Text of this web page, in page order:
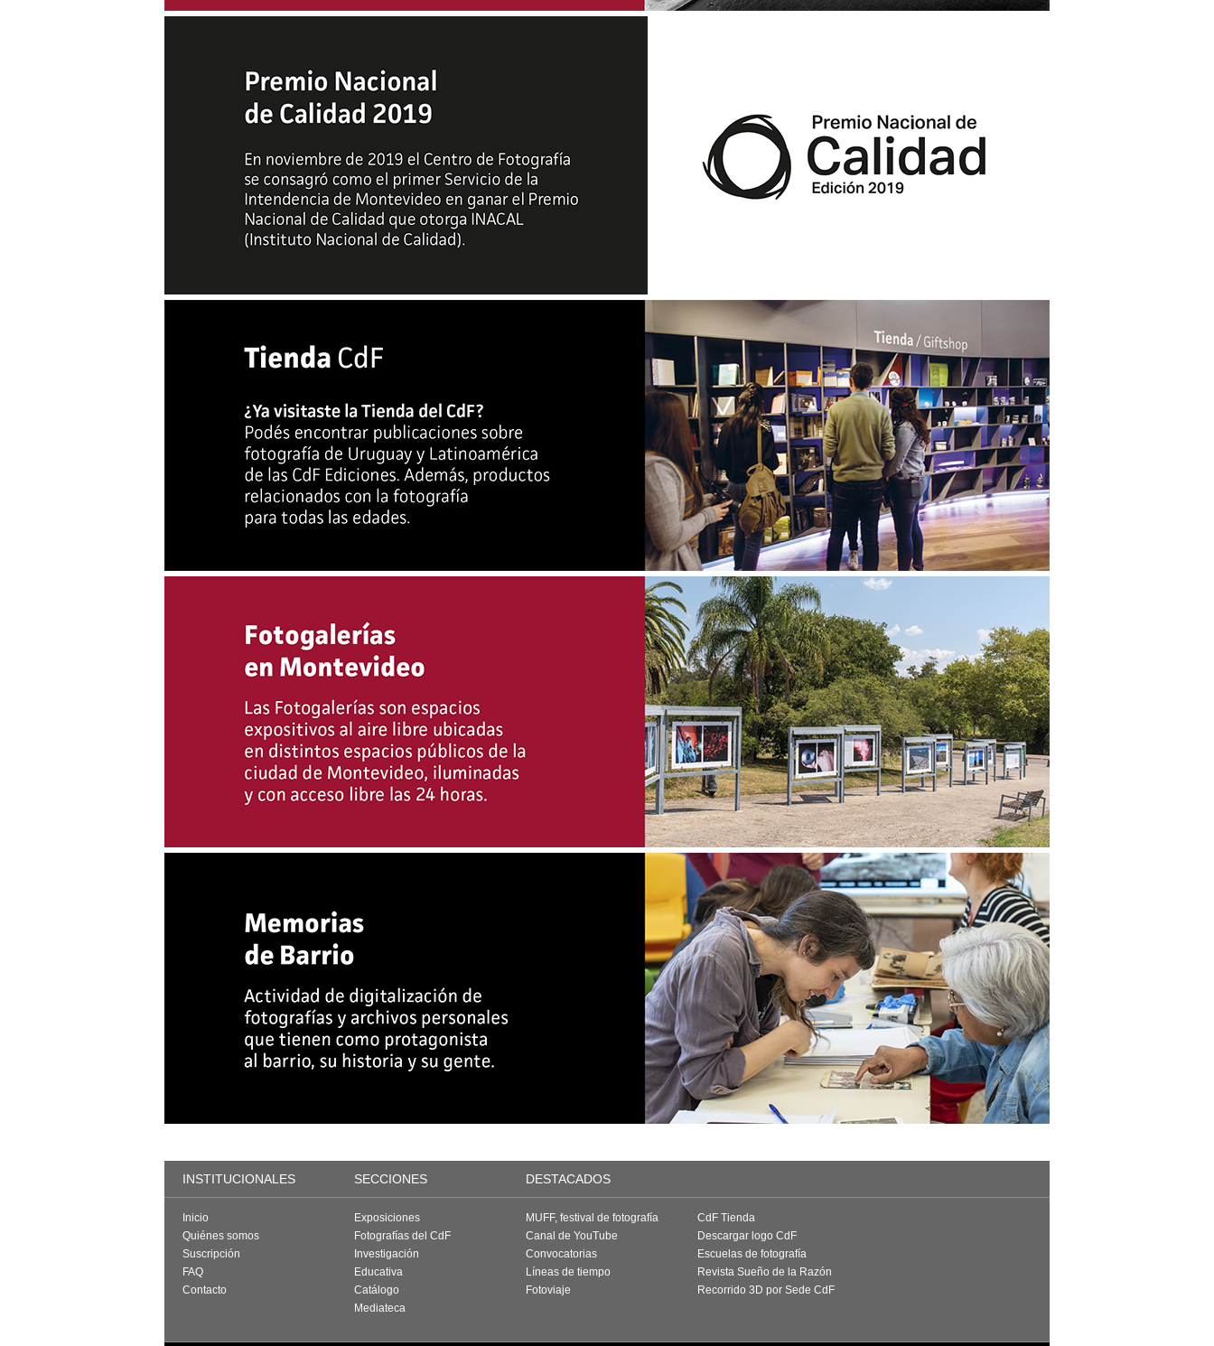
INSTITUCIONALES SECCIONES DESTACADOS
Inicio
Quiénes somos
Suscripción
FAQ
Contacto
Exposiciones
Fotografías del CdF
Investigación
Educativa
Catálogo
Mediateca
MUFF, festival de fotografía
Canal de YouTube
Convocatorias
Líneas de tiempo
Fotoviaje
CdF Tienda
Descargar logo CdF
Escuelas de fotografía
Revista Sueño de la Razón
Recorrido 3D por Sede CdF